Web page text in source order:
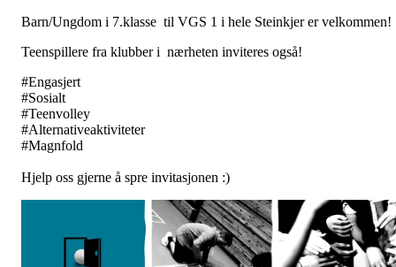
Barn/Ungdom i 7.klasse til VGS 1 i hele Steinkjer er velkommen!
Teenspillere fra klubber i nærheten inviteres også!
#Engasjert
#Sosialt
#Teenvolley
#Alternativeaktiviteter
#Magnfold
Hjelp oss gjerne å spre invitasjonen :)